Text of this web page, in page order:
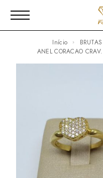
Início BRUTAS
ANEL CORACAO